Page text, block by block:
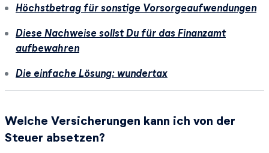
Höchstbetrag für sonstige Vorsorgeaufwendungen
Diese Nachweise sollst Du für das Finanzamt
aufbewahren
Die einfache Lösung: wundertax
Welche Versicherungen kann ich von der
Steuer absetzen?